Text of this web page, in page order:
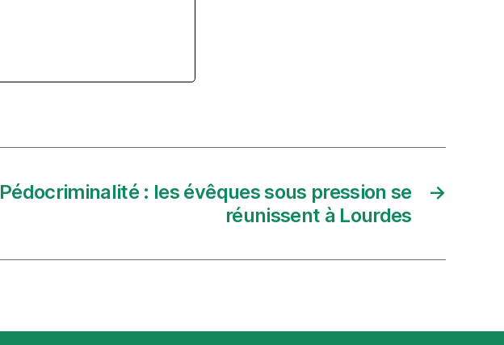
→
Pédocriminalité : les évêques sous pression se
réunissent à Lourdes